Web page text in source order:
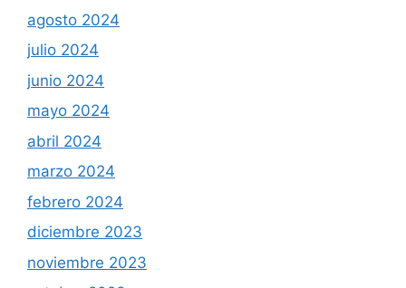
agosto 2024
julio 2024
junio 2024
mayo 2024
abril 2024
marzo 2024
febrero 2024
diciembre 2023
noviembre 2023